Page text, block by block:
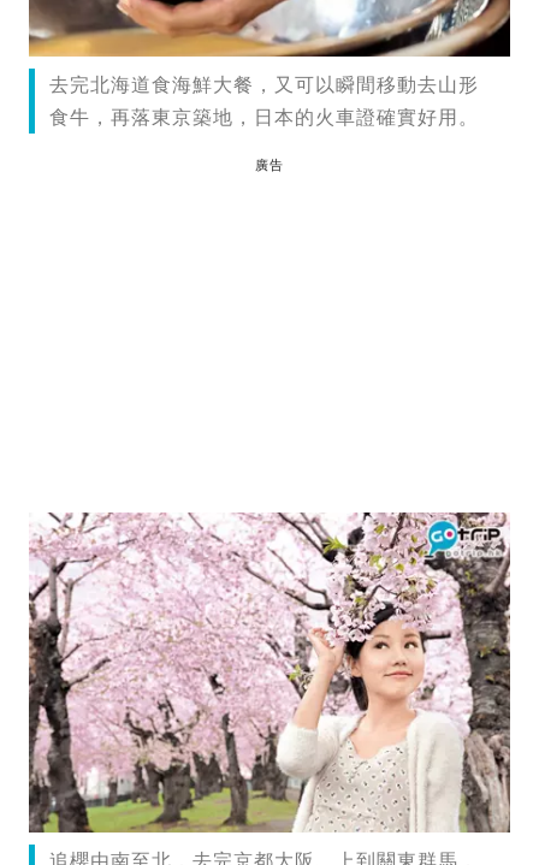
去完北海道食海鮮大餐，又可以瞬間移動去山形
食牛，再落東京築地，日本的火車證確實好用。
廣告